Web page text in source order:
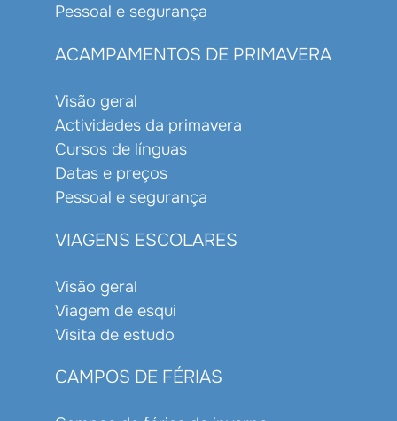
Pessoal e segurança
ACAMPAMENTOS DE PRIMAVERA
Visão geral
Actividades da primavera
Cursos de línguas
Datas e preços
Pessoal e segurança
VIAGENS ESCOLARES
Visão geral
Viagem de esqui
Visita de estudo
CAMPOS DE FÉRIAS